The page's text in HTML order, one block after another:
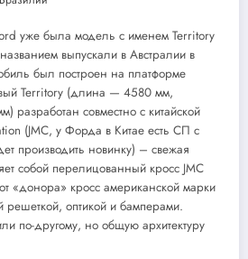
уже была модель с именем Territory
выпускали в Австралии в
был построен на платформе
Territory (длина — 4580 мм,
разработан совместно с китайской
(JMC, у Форда в Китае есть СП с
производить новинку) – свежая
собой перелицованный кросс JMC
«донора» кросс американской марки
решеткой, оптикой и бамперами.
по-другому, но общую архитектуру